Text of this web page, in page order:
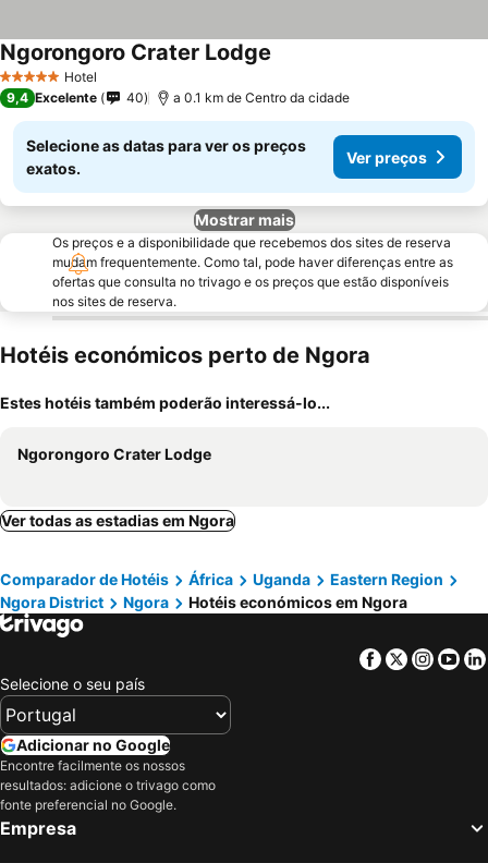
5 Estrelas Hotel
Ngorongoro Crater Lodge
9,4 Excelente 40 a 0.1 km de Centro da cidade
Selecione as datas para ver os preços
exatos.
Ver preços
Mostrar mais
Os preços e a disponibilidade que recebemos dos sites de reserva
mudam frequentemente. Como tal, pode haver diferenças entre as
ofertas que consulta no trivago e os preços que estão disponíveis
nos sites de reserva.
Hotéis económicos perto de Ngora
Estes hotéis também poderão interessá-lo...
Ngorongoro Crater Lodge
Ver todas as estadias em Ngora
Comparador de Hotéis África Uganda
Eastern Region
Ngora District
Ngora Hotéis económicos em Ngora
Facebook
Twitter
Selecione o seu país
Adicionar no Google
Encontre facilmente os nossos
resultados: adicione o trivago como
fonte preferencial no Google.
Empresa